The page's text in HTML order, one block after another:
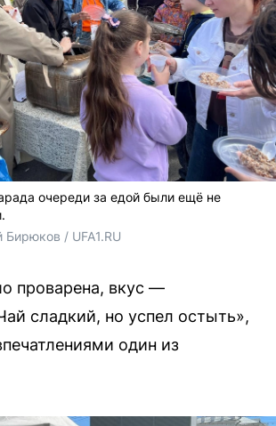
очереди за едой были ещё не
Бирюков / UFA1.RU
проварена, вкус —
сладкий, но успел остыть»,
один из